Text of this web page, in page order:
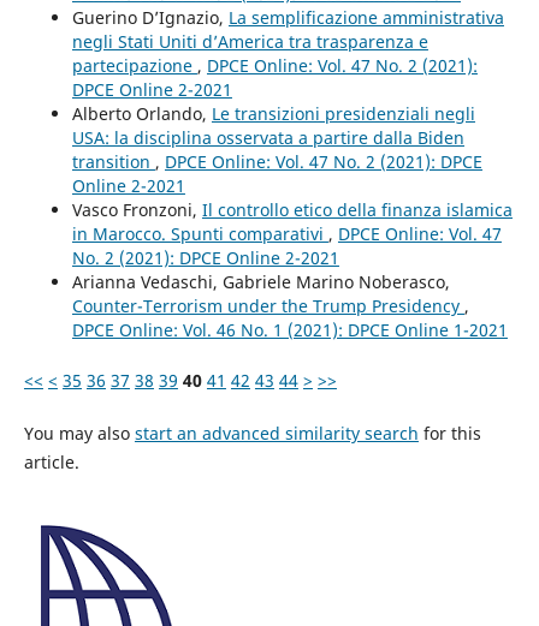
Guerino D’Ignazio, La semplificazione amministrativa
negli Stati Uniti d’America tra trasparenza e
partecipazione , DPCE Online: Vol. 47 No. 2 (2021):
DPCE Online 2-2021
Alberto Orlando, Le transizioni presidenziali negli
USA: la disciplina osservata a partire dalla Biden
transition , DPCE Online: Vol. 47 No. 2 (2021): DPCE
Online 2-2021
Vasco Fronzoni, Il controllo etico della finanza islamica
in Marocco. Spunti comparativi , DPCE Online: Vol. 47
No. 2 (2021): DPCE Online 2-2021
Arianna Vedaschi, Gabriele Marino Noberasco,
Counter-Terrorism under the Trump Presidency ,
DPCE Online: Vol. 46 No. 1 (2021): DPCE Online 1-2021
<< < 35 36 37 38 39 40 41 42 43 44 > >>
You may also start an advanced similarity search for this
article.